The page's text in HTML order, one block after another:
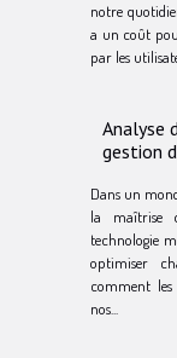
notre
a un coût
par les
Analyse
gestion
Dans un
la maîtrise
technologie
optimiser
comment
nos...